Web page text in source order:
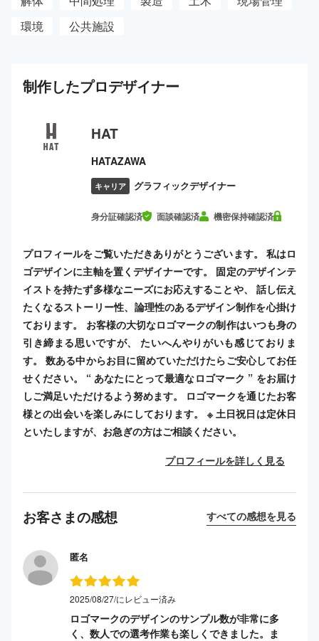
環境
公共施設
制作したプロデザイナー
HAT
HATAZAWA
キャリア グラフィックデザイナー
身分証確認済 面談確認済 機密保持確認済
プロフィールをご覧いただきありがとうございます。 私はロ
ゴデザインに主軸を置くデザイナーです。 固定のデザインテ
イストを持たず多様なニーズにお応えすることや、 話し伝え
たくなるストーリー性、論理性のあるデザイン制作を心掛け
ております。 お客様の大切なロゴマークの制作はいつも身の
引き締まる思いですが、 たいへんやりがいも感じておりま
す。 数ある中からお目に留めていただけたらご安心してお任
せください。 “ あなたにとって最適なロゴマーク ” をお届け
しご満足いただけるよう努めます。 ロゴマークを通じたお客
様との出会いを楽しみにしております。 ※ 土日祝日は定休日
といたしますが、お急ぎの方はご相談ください。
プロフィールを詳しく見る
お客さまの感想 すべての感想を見る
匿名
2025/08/27/にレビュー済み
ロゴマークのデザインのサンプル数が非常に多
く、数人での選考作業も楽しくできました。ま